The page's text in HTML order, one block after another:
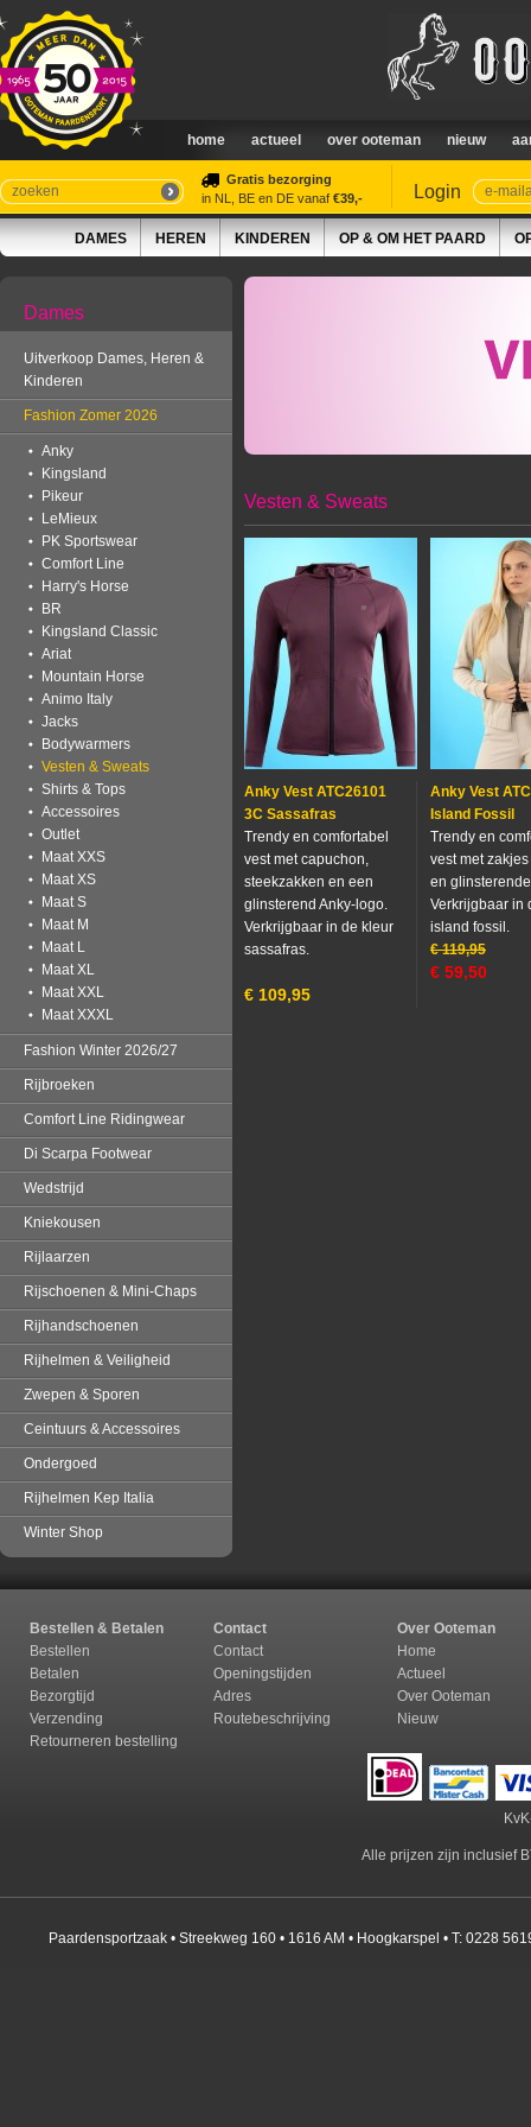
home actueel over ooteman nieuw
Gratis bezorging
in NL, BE en DE vanaf €39,- Login
DAMES HEREN KINDEREN OP & OM HET PAARD
Dames
Uitverkoop Dames, Heren &
Kinderen
Fashion Zomer 2026
Anky
Kingsland
Pikeur
LeMieux
PK Sportswear
Comfort Line
Harry's Horse
BR
Kingsland Classic
Ariat
Mountain Horse
Animo Italy
Jacks
Bodywarmers
Vesten & Sweats
Shirts & Tops
Accessoires
Outlet
Maat XXS
Maat XS
Maat S
Maat M
Maat L
Maat XL
Maat XXL
Maat XXXL
Fashion Winter 2026/27
Rijbroeken
Comfort Line Ridingwear
Di Scarpa Footwear
Wedstrijd
Kniekousen
Rijlaarzen
Rijschoenen & Mini-Chaps
Rijhandschoenen
Rijhelmen & Veiligheid
Zwepen & Sporen
Ceintuurs & Accessoires
Ondergoed
Rijhelmen Kep Italia
Winter Shop
Vesten & Sweats
Anky Vest ATC26101
3C Sassafras
Trendy en comfortabel
vest met capuchon,
steekzakken en een
glinsterend Anky-logo.
Verkrijgbaar in de kleur
sassafras.
€ 109,95
Anky Vest
Island Fossil
Trendy en
vest met
en
Verkrijgbaar in
island fossil.
€ 119,95
€ 59,50
Bestellen & Betalen Contact
Over Ooteman
Bestellen
Contact
Home
Betalen
Openingstijden
Actueel
Bezorgtijd
Adres
Over Ooteman
Verzending
Routebeschrijving
Nieuw
Retourneren bestelling
Alle prijzen zijn inclusief
Paardensportzaak • Streekweg 160 • 1616 AM • Hoogkarspel • T: 0228